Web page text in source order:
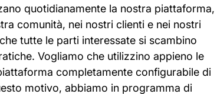
quotidianamente la nostra piattaforma,
comunità, nei nostri clienti e nei nostri
tutte le parti interessate si scambino
Vogliamo che utilizzino appieno le
completamente configurabile di
motivo, abbiamo in programma di